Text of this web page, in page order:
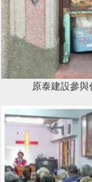
原泰建設參